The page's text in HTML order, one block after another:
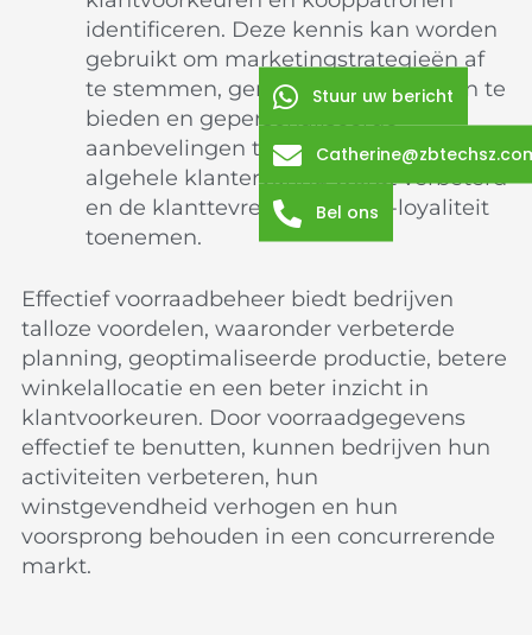
identificeren. Deze kennis kan worden
gebruikt om marketingstrategieën af
te stemmen, gerichte promoties aan te
bieden en gepersonaliseerde
aanbevelingen te doen, waardoor de
algehele klantervaring wordt verbeterd
en de klanttevredenheid en -loyaliteit
toenemen.
Effectief voorraadbeheer biedt bedrijven
talloze voordelen, waaronder verbeterde
planning, geoptimaliseerde productie, betere
winkelallocatie en een beter inzicht in
klantvoorkeuren. Door voorraadgegevens
effectief te benutten, kunnen bedrijven hun
activiteiten verbeteren, hun
winstgevendheid verhogen en hun
voorsprong behouden in een concurrerende
markt.
Stuur uw bericht
Bel ons